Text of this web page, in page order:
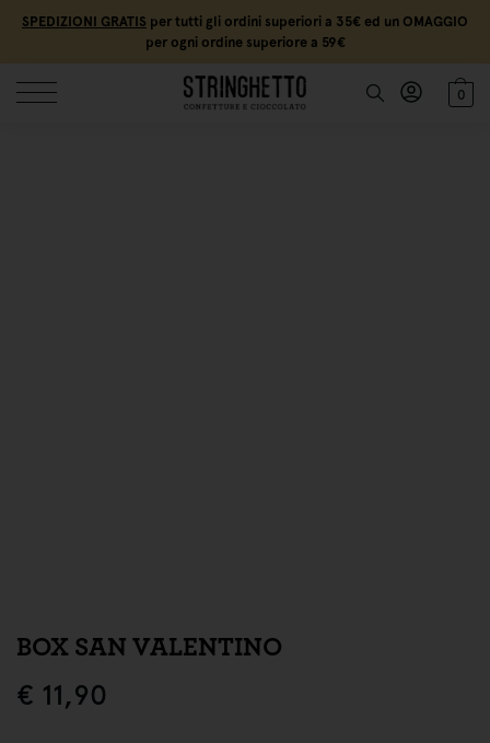
SPEDIZIONI GRATIS per tutti gli ordini superiori a 35€ ed un OMAGGIO
per ogni ordine superiore a 59€
0
BOX SAN VALENTINO
€ 11,90